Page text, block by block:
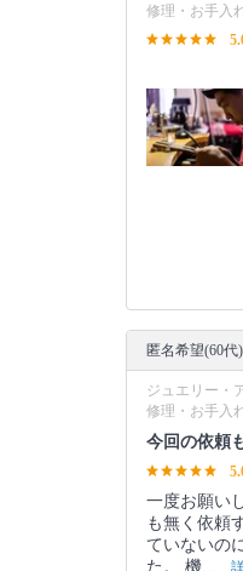
修理・お手入
匿名希望(60代)
ジュエリー・
修理・お手入
今回の依頼
一度お願い
も無く依頼
ていないの
た。 機...